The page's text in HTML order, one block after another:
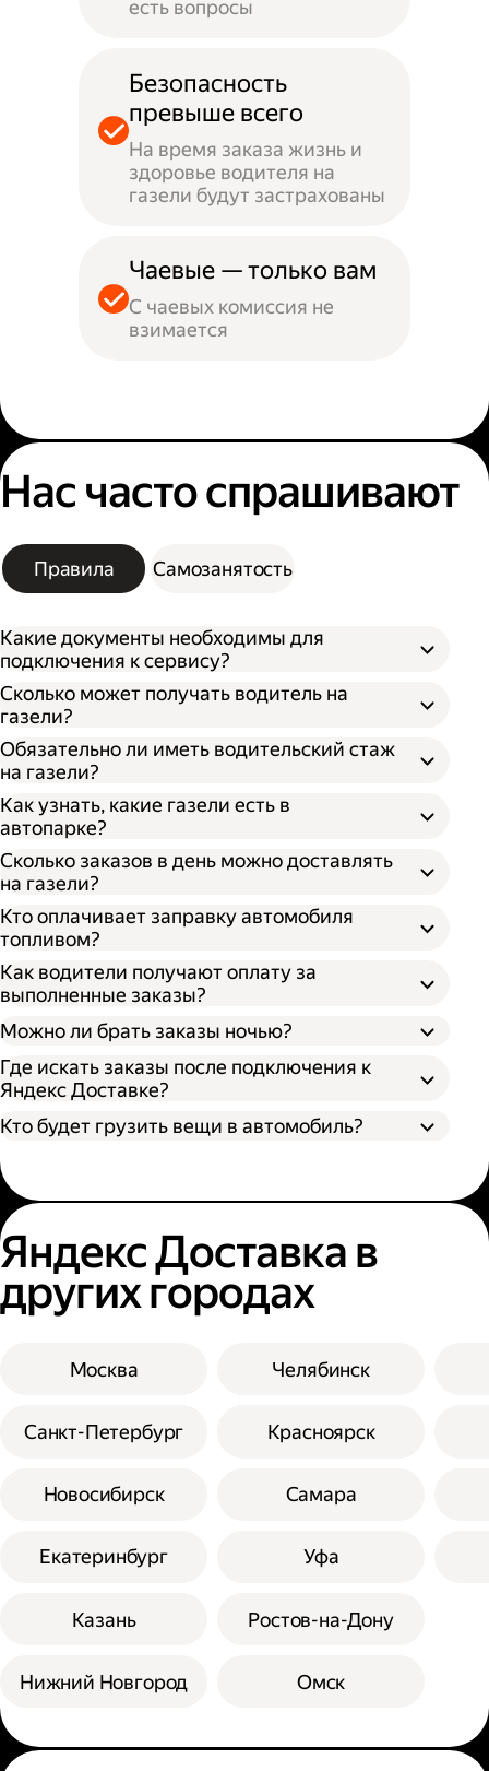
есть вопросы
Безопасность
превыше всего
На время заказа жизнь и
здоровье водителя на
газели будут застрахованы
Чаевые — только вам
С чаевых комиссия не
взимается
Нас часто спрашивают
Правила Самозанятость
Какие документы необходимы для
подключения к сервису?
Сколько может получать водитель на
газели?
Обязательно ли иметь водительский стаж
на газели?
Как узнать, какие газели есть в
автопарке?
Сколько заказов в день можно доставлять
на газели?
Кто оплачивает заправку автомобиля
топливом?
Как водители получают оплату за
выполненные заказы?
Можно ли брать заказы ночью?
Где искать заказы после подключения к
Яндекс Доставке?
Кто будет грузить вещи в автомобиль?
Яндекс Доставка в
других городах
Москва
Санкт-Петербург
Новосибирск
Екатеринбург
Казань
Нижний Новгород
Челябинск
Красноярск
Самара
Уфа
Ростов-на-Дону
Омск